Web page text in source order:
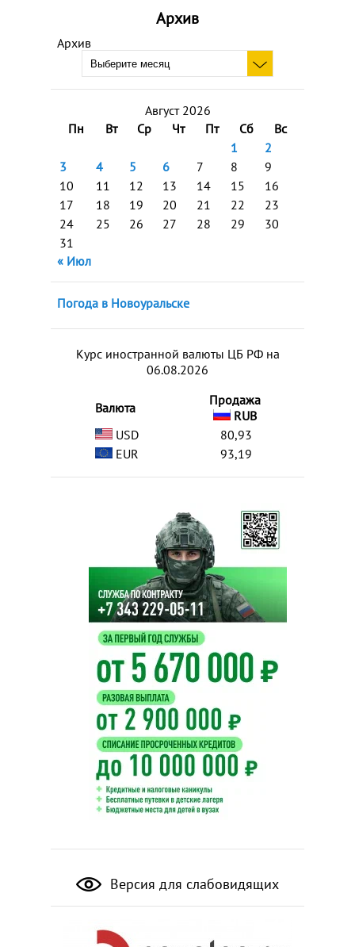
Архив
Архив
Август 2026
Пн
Вт Ср Чт Пт Сб
Вс
1
2
3
4 5 6 7 8
9
10
11 12 13 14 15
16
17
18 19 20 21 22
23
24
25 26 27 28 29
30
31
« Июл
Погода в Новоуральске
Курс иностранной валюты ЦБ РФ на
06.08.2026
Валюта
Продажа
RUB
USD
80,93
EUR
93,19
Версия для слабовидящих